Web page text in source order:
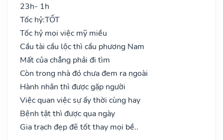
23h- 1h
Tốc hỷ:TỐT
Tốc hỷ mọi việc mỹ miều
Cầu tài cầu lộc thì cầu phương Nam
Mất của chẳng phải đi tìm
Còn trong nhà đó chưa đem ra ngoài
Hành nhân thì được gặp người
Việc quan việc sự ấy thời cùng hay
Bệnh tật thì được qua ngày
Gia trạch đẹp đẽ tốt thay mọi bề..